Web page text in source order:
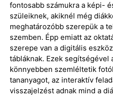
fontosabb számukra a képi-
szüleiknek, akiknél még
meghatározóbb szerepük a
szemben. Épp emiatt az
szerepe van a digitális
tábláknak. Ezek segítségével
könnyebben szemléltetik
tananyagot, az interaktív
visszajelzést adnak mind a